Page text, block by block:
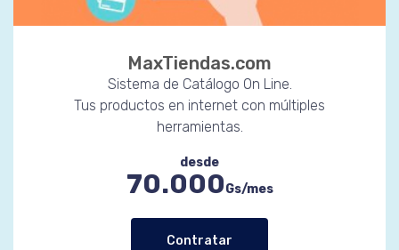
MaxTiendas.com
Sistema de Catálogo On Line.
Tus productos en internet con múltiples
herramientas.
desde
70.000Gs/mes
Contratar